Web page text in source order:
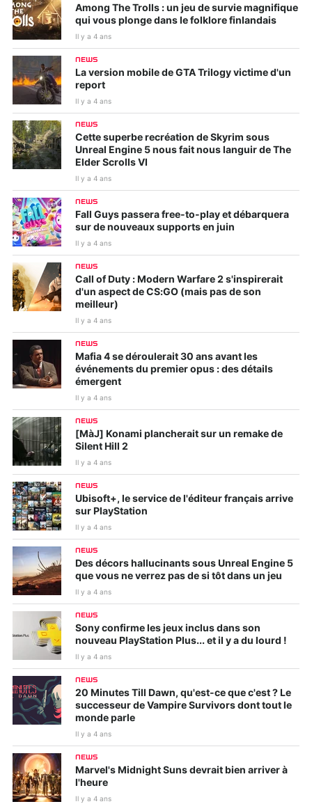
Among The Trolls : un jeu de survie magnifique
qui vous plonge dans le folklore finlandais
Il y a 4 ans
NEWS
La version mobile de GTA Trilogy victime d'un
report
Il y a 4 ans
NEWS
Cette superbe recréation de Skyrim sous
Unreal Engine 5 nous fait nous languir de The
Elder Scrolls VI
Il y a 4 ans
NEWS
Fall Guys passera free-to-play et débarquera
sur de nouveaux supports en juin
Il y a 4 ans
NEWS
Call of Duty : Modern Warfare 2 s'inspirerait
d'un aspect de CS:GO (mais pas de son
meilleur)
Il y a 4 ans
NEWS
Mafia 4 se déroulerait 30 ans avant les
événements du premier opus : des détails
émergent
Il y a 4 ans
NEWS
[MàJ] Konami plancherait sur un remake de
Silent Hill 2
Il y a 4 ans
NEWS
Ubisoft+, le service de l'éditeur français arrive
sur PlayStation
Il y a 4 ans
NEWS
Des décors hallucinants sous Unreal Engine 5
que vous ne verrez pas de si tôt dans un jeu
Il y a 4 ans
NEWS
Sony confirme les jeux inclus dans son
nouveau PlayStation Plus... et il y a du lourd !
Il y a 4 ans
NEWS
20 Minutes Till Dawn, qu'est-ce que c'est ? Le
successeur de Vampire Survivors dont tout le
monde parle
Il y a 4 ans
NEWS
Marvel's Midnight Suns devrait bien arriver à
l'heure
Il y a 4 ans